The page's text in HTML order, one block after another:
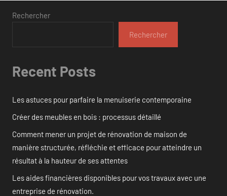
Rechercher
Rechercher
Recent Posts
Les astuces pour parfaire la menuiserie contemporaine
Créer des meubles en bois : processus détaillé
Comment mener un projet de rénovation de maison de
manière structurée, réfléchie et efficace pour atteindre un
résultat à la hauteur de ses attentes
Les aides financières disponibles pour vos travaux avec une
entreprise de rénovation.